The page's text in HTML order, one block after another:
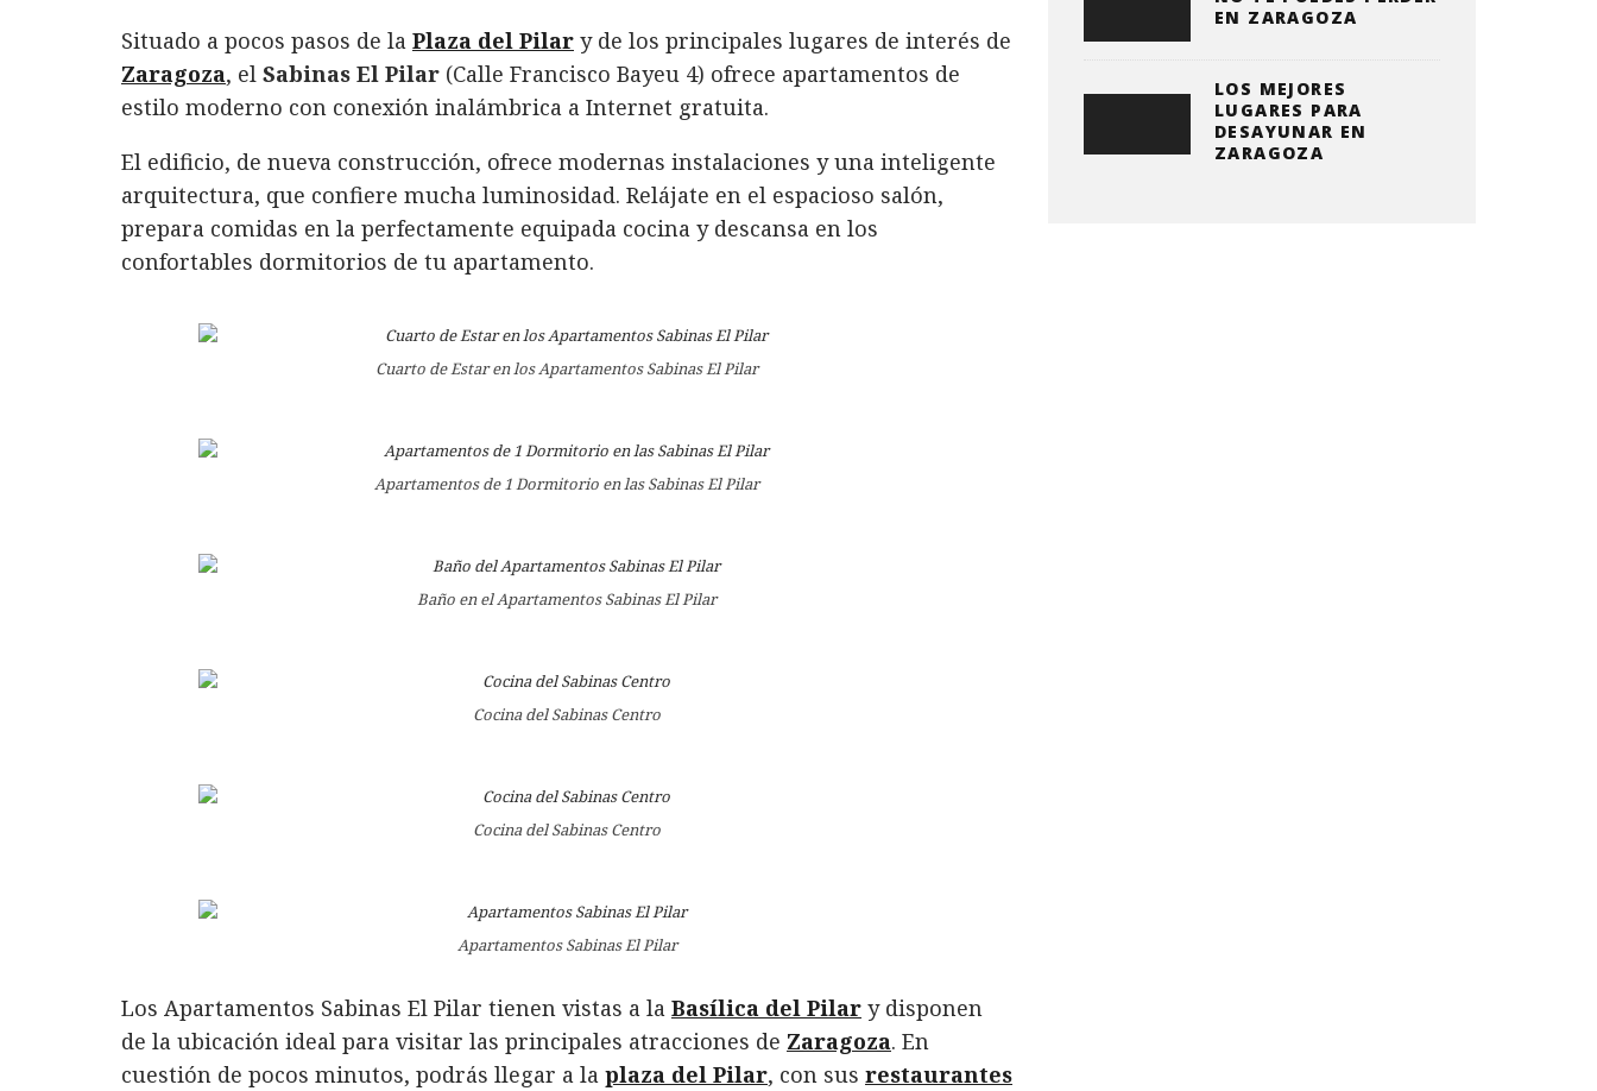
c
e
b
o
o
k
it
te
r
n
k
e
d
I
n
at
s
A
p
p
ai
l
m
p
a
rt
ir
Situado a pocos pasos de la Plaza del Pilar y de los principales lugares de interés de
Zaragoza, el Sabinas El Pilar (Calle Francisco Bayeu 4) ofrece apartamentos de
estilo moderno con conexión inalámbrica a Internet gratuita.
El edificio, de nueva construcción, ofrece modernas instalaciones y una inteligente
arquitectura, que confiere mucha luminosidad. Relájate en el espacioso salón,
prepara comidas en la perfectamente equipada cocina y descansa en los
confortables dormitorios de tu apartamento.
Cuarto de Estar en los Apartamentos Sabinas El Pilar
Apartamentos de 1 Dormitorio en las Sabinas El Pilar
Baño en el Apartamentos Sabinas El Pilar
Cocina del Sabinas Centro
Cocina del Sabinas Centro
Apartamentos Sabinas El Pilar
Los Apartamentos Sabinas El Pilar tienen vistas a la Basílica del Pilar y disponen
de la ubicación ideal para visitar las principales atracciones de Zaragoza. En
cuestión de pocos minutos, podrás llegar a la plaza del Pilar, con sus restaurantes
EN ZARAGOZA
LOS MEJORES
LUGARES PARA
DESAYUNAR EN
ZARAGOZA